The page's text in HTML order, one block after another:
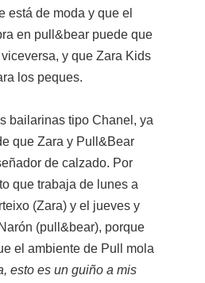
está de moda y que el
en pull&bear puede que
y que Zara Kids
los peques.
bailarinas tipo Chanel, ya
que Zara y Pull&Bear
de calzado. Por
que trabaja de lunes a
(Zara) y el jueves y
(pull&bear), porque
el ambiente de Pull mola
esto es un guiño a mis